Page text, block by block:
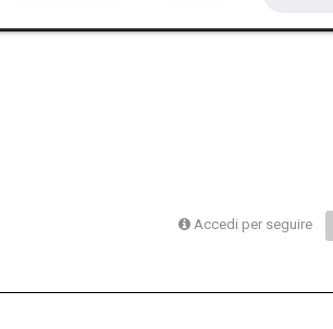
Accedi per seguire